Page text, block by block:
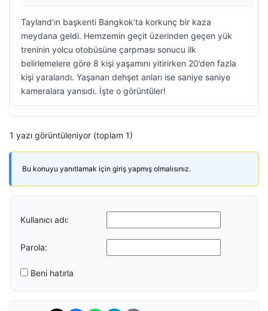
Tayland’ın başkenti Bangkok’ta korkunç bir kaza
meydana geldi. Hemzemin geçit üzerinden geçen yük
treninin yolcu otobüsüne çarpması sonucu ilk
belirlemelere göre 8 kişi yaşamını yitirirken 20’den fazla
kişi yaralandı. Yaşanan dehşet anları ise saniye saniye
kameralara yansıdı. İşte o görüntüler!
1 yazı görüntüleniyor (toplam 1)
Bu konuyu yanıtlamak için giriş yapmış olmalısınız.
Kullanıcı adı:
Parola:
Beni hatırla